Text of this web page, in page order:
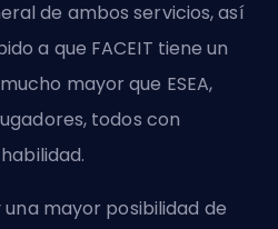
de ambos servicios, así
a que FACEIT tiene un
mayor que ESEA,
todos con
una mayor posibilidad de